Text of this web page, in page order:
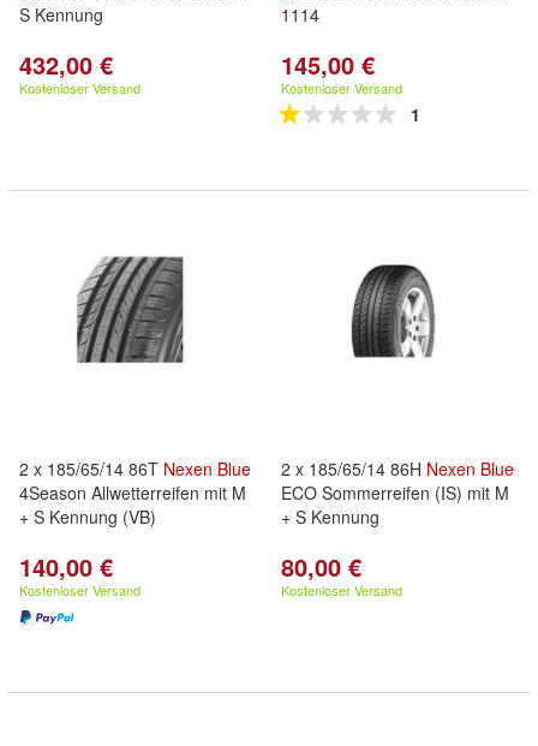
S Kennung
432,00 €
Kostenloser Versand
1114
145,00 €
Kostenloser Versand
1
2 x 185/65/14 86T Nexen Blue
4Season Allwetterreifen mit M
+ S Kennung (VB)
140,00 €
Kostenloser Versand
2 x 185/65/14 86H Nexen Blue
ECO Sommerreifen (IS) mit M
+ S Kennung
80,00 €
Kostenloser Versand